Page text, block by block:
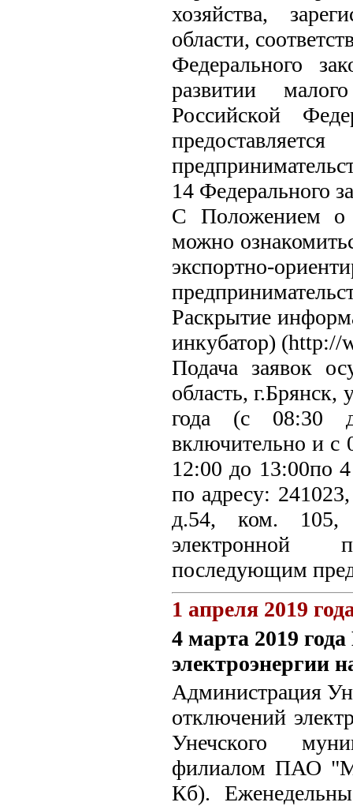
хозяйства,
области,
Федерального
развитии
Российской
14 Федерального
С Положением о
можно
экспортно-
Раскрытие
инкубатор) (http://
Подача заявок
область,
года (с 08:30
включительно и с
12:00 до 13:00по
по адресу:
д.54, ком. 105,
электронной
последующим
1 апреля 2019
4 марта 2019
электроэнергии
Администрация
отключений
Унечского
филиалом ПАО
Кб).